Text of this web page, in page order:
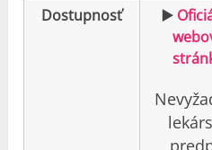
Dostupnosť
▶️